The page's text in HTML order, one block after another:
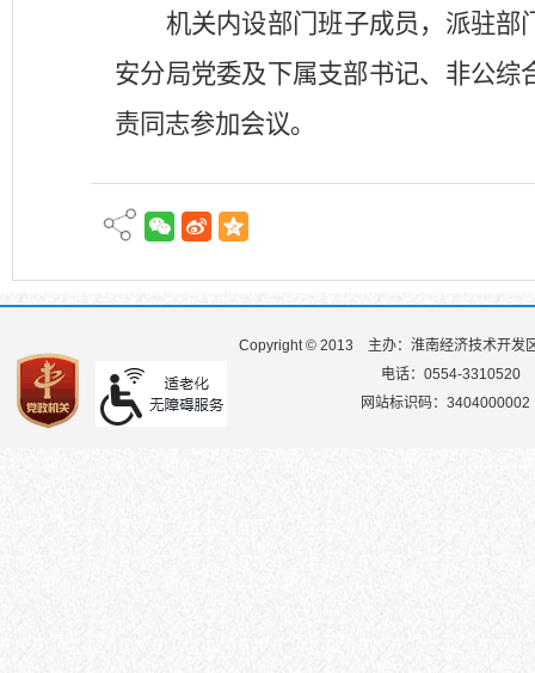
机关内设部门班子成员，派驻部
安分局党委及下属支部书记、非公
责同志参加会议。
Copyright © 2013
主办：淮南经济技术开发
电话：0554-3310520
网站标识码：3404000002